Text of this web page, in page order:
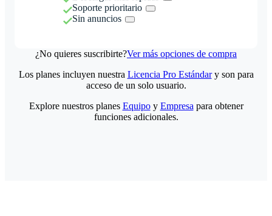
Soporte prioritario
Sin anuncios
¿No quieres suscribirte?Ver más opciones de compra
Los planes incluyen nuestra Licencia Pro Estándary son para
acceso de un solo usuario.
Explore nuestros planes Equipoy Empresa para obtener
funciones adicionales.